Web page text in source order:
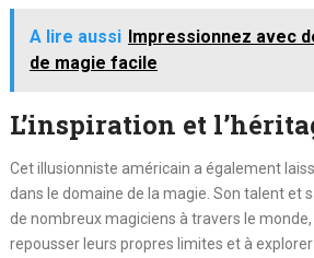
A lire aussi Impressionnez avec
de magie facile
L’inspiration et
Cet illusionniste américain a également
dans le domaine de la magie. Son talent et
de nombreux magiciens à travers le
repousser leurs propres limites et à